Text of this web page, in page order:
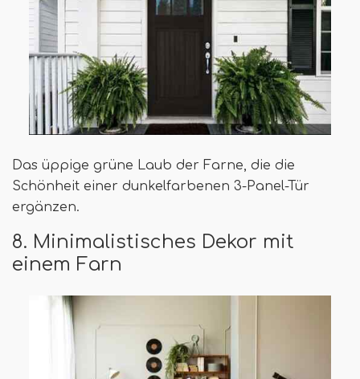
Das üppige grüne Laub der Farne, die die
Schönheit einer dunkelfarbenen 3-Panel-Tür
ergänzen.
8. Minimalistisches Dekor mit
einem Farn